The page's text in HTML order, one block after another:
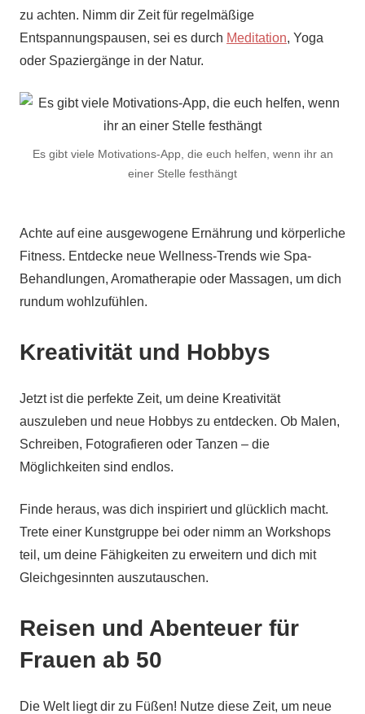
zu achten. Nimm dir Zeit für regelmäßige
Entspannungspausen, sei es durch Meditation, Yoga
oder Spaziergänge in der Natur.
Es gibt viele Motivations-App, die euch helfen, wenn ihr an
einer Stelle festhängt
Achte auf eine ausgewogene Ernährung und körperliche
Fitness. Entdecke neue Wellness-Trends wie Spa-
Behandlungen, Aromatherapie oder Massagen, um dich
rundum wohlzufühlen.
Kreativität und Hobbys
Jetzt ist die perfekte Zeit, um deine Kreativität
auszuleben und neue Hobbys zu entdecken. Ob Malen,
Schreiben, Fotografieren oder Tanzen – die
Möglichkeiten sind endlos.
Finde heraus, was dich inspiriert und glücklich macht.
Trete einer Kunstgruppe bei oder nimm an Workshops
teil, um deine Fähigkeiten zu erweitern und dich mit
Gleichgesinnten auszutauschen.
Reisen und Abenteuer für
Frauen ab 50
Die Welt liegt dir zu Füßen! Nutze diese Zeit, um neue